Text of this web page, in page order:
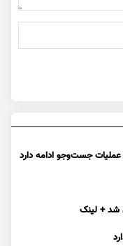
شد + لینک